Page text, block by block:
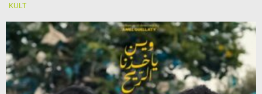
KULT